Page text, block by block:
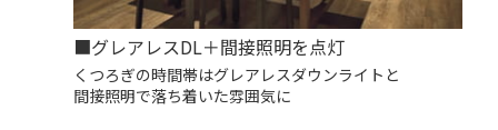
■グレアレスDL＋間接照明を点灯
くつろぎの時間帯はグレアレスダウンライトと
間接照明で落ち着いた雰囲気に